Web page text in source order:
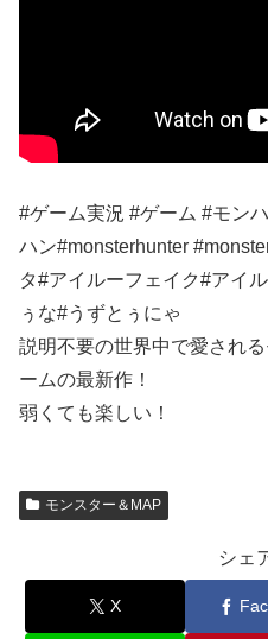
#ゲーム実況 #ゲーム #モン
ハン#monsterhunter
タ#アイルーフェイク#アイ
ぅな#うずとぅにゃ
説明不要の世界中で愛され
ームの最新作！
弱くても楽しい！
モンスター＆MAP
シェ
X